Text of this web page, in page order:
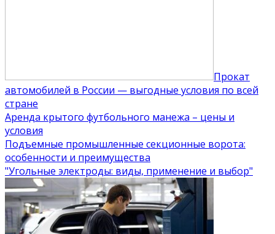
Прокат
автомобилей в России — выгодные условия по всей
стране
Аренда крытого футбольного манежа – цены и
условия
Подъемные промышленные секционные ворота:
особенности и преимущества
"Угольные электроды: виды, применение и выбор"